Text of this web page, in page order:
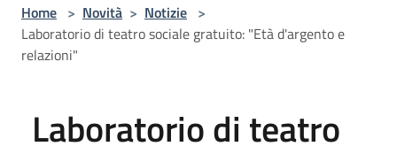
Home > Novità > Notizie >
Laboratorio di teatro sociale gratuito: "Età d'argento e
relazioni"
Laboratorio di teatro